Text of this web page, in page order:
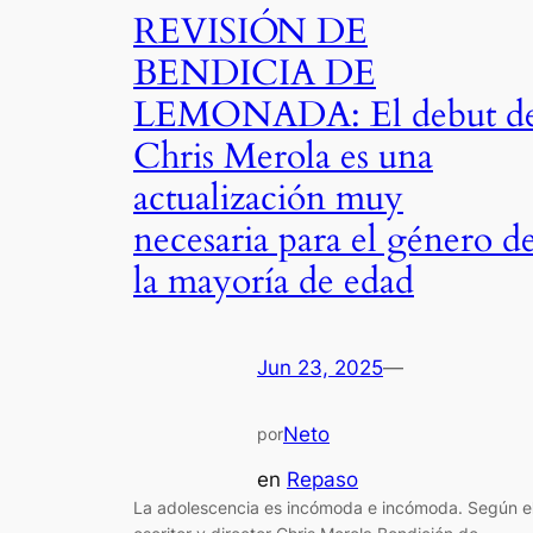
REVISIÓN DE
BENDICIA DE
LEMONADA: El debut
Chris Merola es una
actualización muy
necesaria para el género
la mayoría de edad
Jun 23, 2025—
porNeto
en Repaso
La adolescencia es incómoda e incómoda. Según